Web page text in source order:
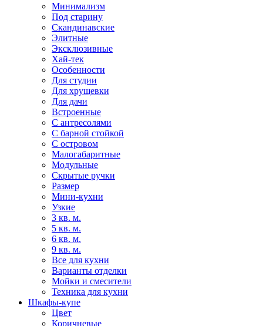
Минимализм
Под старину
Скандинавские
Элитные
Эксклюзивные
Хай-тек
Особенности
Для студии
Для хрущевки
Для дачи
Встроенные
С антресолями
С барной стойкой
С островом
Малогабаритные
Модульные
Скрытые ручки
Размер
Мини-кухни
Узкие
3 кв. м.
5 кв. м.
6 кв. м.
9 кв. м.
Все для кухни
Варианты отделки
Мойки и смесители
Техника для кухни
Шкафы-купе
Цвет
Коричневые